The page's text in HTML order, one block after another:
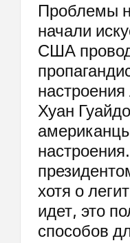
Проблемы
начали
США
Хуан
хотя о
идет, это
способов